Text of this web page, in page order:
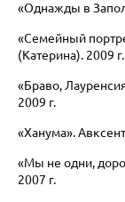
«Однажды в
«Семейный
(Катерина). 2009 г.
«Браво,
2009 г.
«Ханума».
«Мы не одни,
2007 г.